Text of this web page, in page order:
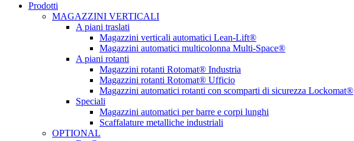
Prodotti
MAGAZZINI VERTICALI
A piani traslati
Magazzini verticali automatici Lean-Lift®
Magazzini automatici multicolonna Multi-Space®
A piani rotanti
Magazzini rotanti Rotomat® Industria
Magazzini rotanti Rotomat® Ufficio
Magazzini automatici rotanti con scomparti di sicurezza Lockomat®
Speciali
Magazzini automatici per barre e corpi lunghi
Scaffalature metalliche industriali
OPTIONAL